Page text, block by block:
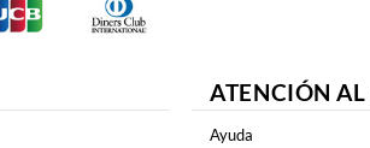
ATENCIÓN AL
Ayuda